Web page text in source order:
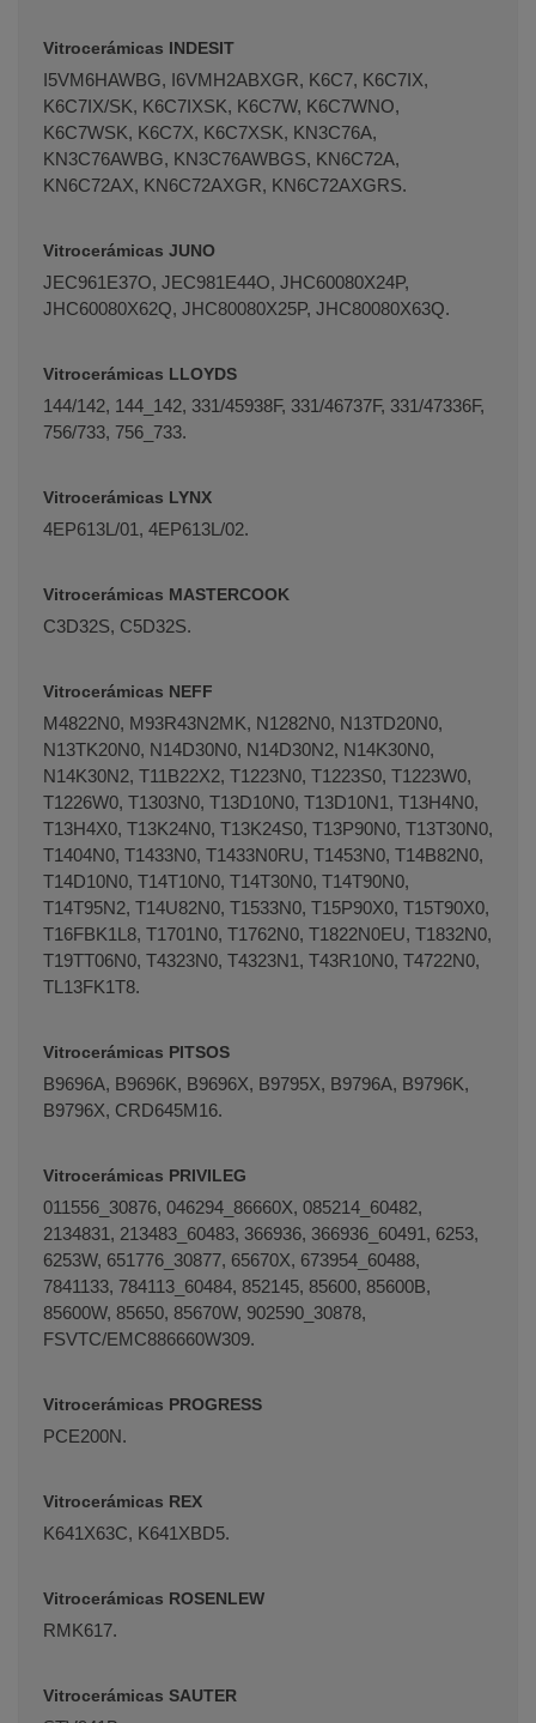
Vitrocerámicas INDESIT
I5VM6HAWBG, I6VMH2ABXGR, K6C7, K6C7IX,
K6C7IX/SK, K6C7IXSK, K6C7W, K6C7WNO,
K6C7WSK, K6C7X, K6C7XSK, KN3C76A,
KN3C76AWBG, KN3C76AWBGS, KN6C72A,
KN6C72AX, KN6C72AXGR, KN6C72AXGRS.
Vitrocerámicas JUNO
JEC961E37O, JEC981E44O, JHC60080X24P,
JHC60080X62Q, JHC80080X25P, JHC80080X63Q.
Vitrocerámicas LLOYDS
144/142, 144_142, 331/45938F, 331/46737F, 331/47336F,
756/733, 756_733.
Vitrocerámicas LYNX
4EP613L/01, 4EP613L/02.
Vitrocerámicas MASTERCOOK
C3D32S, C5D32S.
Vitrocerámicas NEFF
M4822N0, M93R43N2MK, N1282N0, N13TD20N0,
N13TK20N0, N14D30N0, N14D30N2, N14K30N0,
N14K30N2, T11B22X2, T1223N0, T1223S0, T1223W0,
T1226W0, T1303N0, T13D10N0, T13D10N1, T13H4N0,
T13H4X0, T13K24N0, T13K24S0, T13P90N0, T13T30N0,
T1404N0, T1433N0, T1433N0RU, T1453N0, T14B82N0,
T14D10N0, T14T10N0, T14T30N0, T14T90N0,
T14T95N2, T14U82N0, T1533N0, T15P90X0, T15T90X0,
T16FBK1L8, T1701N0, T1762N0, T1822N0EU, T1832N0,
T19TT06N0, T4323N0, T4323N1, T43R10N0, T4722N0,
TL13FK1T8.
Vitrocerámicas PITSOS
B9696A, B9696K, B9696X, B9795X, B9796A, B9796K,
B9796X, CRD645M16.
Vitrocerámicas PRIVILEG
011556_30876, 046294_86660X, 085214_60482,
2134831, 213483_60483, 366936, 366936_60491, 6253,
6253W, 651776_30877, 65670X, 673954_60488,
7841133, 784113_60484, 852145, 85600, 85600B,
85600W, 85650, 85670W, 902590_30878,
FSVTC/EMC886660W309.
Vitrocerámicas PROGRESS
PCE200N.
Vitrocerámicas REX
K641X63C, K641XBD5.
Vitrocerámicas ROSENLEW
RMK617.
Vitrocerámicas SAUTER